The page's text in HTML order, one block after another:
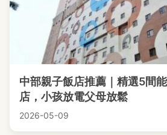
中部親子飯店推薦｜精選5間
店，小孩放電父母放鬆
2026-05-09